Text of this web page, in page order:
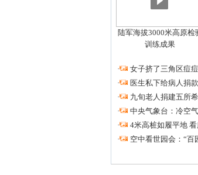
陆军海拔3000米高原检
训练成果
·
女子挤了三角区痘
·
医生私下给病人捐
·
九旬老人捐建五所
·
中央气象台：冷空
·
4米高桩如履平地
·
空中看世园会：“百